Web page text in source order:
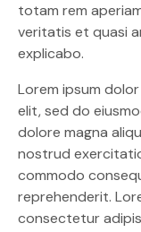
totam rem
veritatis et quasi
explicabo.
Lorem ipsum
elit, sed do
dolore magna
nostrud
commodo
reprehenderit.
consectetur